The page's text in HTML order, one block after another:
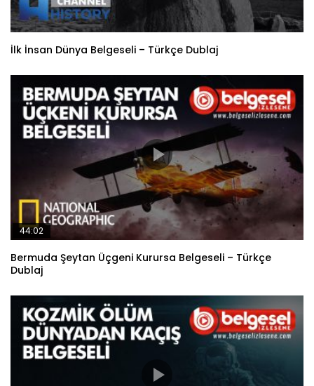
İlk İnsan Dünya Belgeseli – Türkçe Dublaj
44:02
Bermuda Şeytan Üçgeni Kurursa Belgeseli – Türkçe
Dublaj